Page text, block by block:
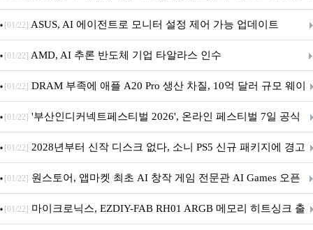
아의 용사’ 재개최 및 풍성한 기념 이벤트 실시!
[01/22] ASUS, AI 에이전트로 모니터 설정 제어 가능 업데이트
[01/22] AMD, AI 추론 반도체 기업 타알라스 인수
[01/22] DRAM 부족에 애플 A20 Pro 생산 차질, 10억 달러 규모 웨이
퍼 대기
[01/22] '부산인디커넥트페스티벌 2026', 온라인 페스티벌 7일 공식
개막... 22일간 진행
[01/22] 2028년부터 신작 디스크 없다, 소니 PS5 신규 패키지에 경고
문 추가
[01/22] 원스토어, 앱마켓 최초 AI 창작 게임 전문관 AI Games 오픈
[01/22] 마이크로닉스, EZDIY-FAB RH01 ARGB 메모리 히트싱크 출